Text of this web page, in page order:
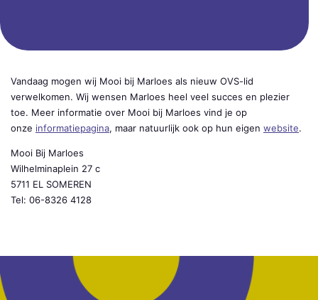
Vandaag mogen wij Mooi bij Marloes als nieuw OVS-lid
verwelkomen. Wij wensen Marloes heel veel succes en plezier
toe. Meer informatie over Mooi bij Marloes vind je op
onze informatiepagina, maar natuurlijk ook op hun eigen website.
Mooi Bij Marloes
Wilhelminaplein 27 c
5711 EL SOMEREN
Tel: 06-8326 4128